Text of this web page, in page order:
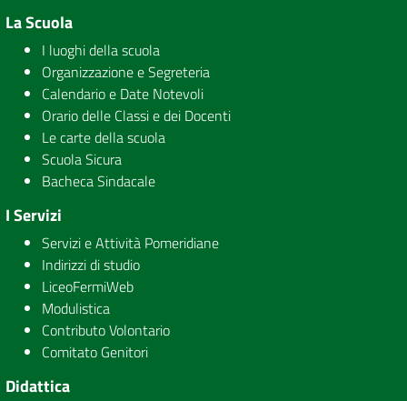
La Scuola
I luoghi della scuola
Organizzazione e Segreteria
Calendario e Date Notevoli
Orario delle Classi e dei Docenti
Le carte della scuola
Scuola Sicura
Bacheca Sindacale
I Servizi
Servizi e Attività Pomeridiane
Indirizzi di studio
LiceoFermiWeb
Modulistica
Contributo Volontario
Comitato Genitori
Didattica